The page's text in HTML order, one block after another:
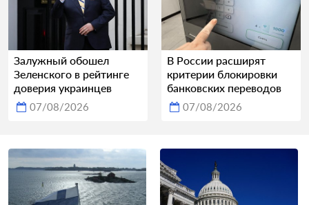
Залужный обошел
Зеленского в рейтинге
доверия украинцев
07/08/2026
В России расширят
критерии блокировки
банковских переводов
07/08/2026